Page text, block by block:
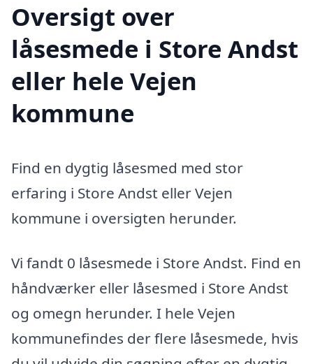
Oversigt over
låsesmede i Store Andst
eller hele Vejen
kommune
Find en dygtig låsesmed med stor
erfaring i Store Andst eller Vejen
kommune i oversigten herunder.
Vi fandt 0 låsesmede i Store Andst. Find en
håndværker eller låsesmed i Store Andst
og omegn herunder. I hele Vejen
kommunefindes der flere låsesmede, hvis